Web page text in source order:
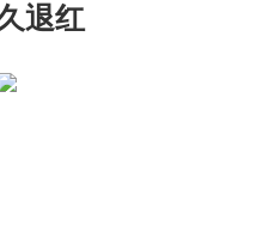
退红